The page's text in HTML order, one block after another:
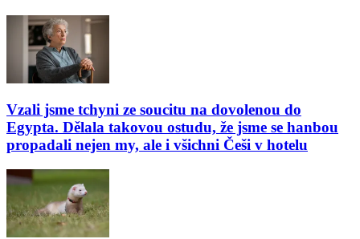
Vzali jsme tchyni ze soucitu na dovolenou do
Egypta. Dělala takovou ostudu, že jsme se hanbou
propadali nejen my, ale i všichni Češi v hotelu